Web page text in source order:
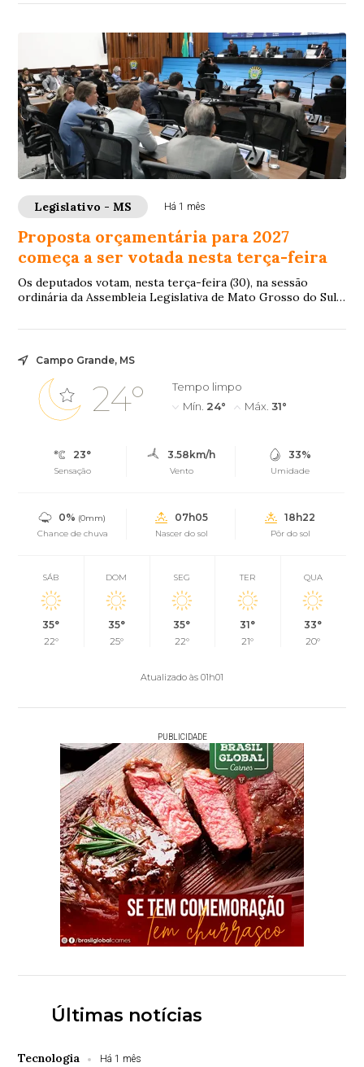
Legislativo - MS Há 1 mês
Proposta orçamentária para 2027
começa a ser votada nesta terça-feira
Os deputados votam, nesta terça-feira (30), na sessão
ordinária da Assembleia Legislativa de Mato Grosso do Sul
Campo Grande, MS
24°
Tempo limpo
Mín. 24° Máx. 31°
23°
Sensação
3.58km/h
Vento
33%
Umidade
0% (0mm)
Chance de chuva
07h05
Nascer do sol
18h22
Pôr do sol
SÁB
35°
22°
DOM
35°
25°
SEG
35°
22°
TER
31°
21°
QUA
33°
20°
Atualizado às 01h01
PUBLICIDADE
Últimas notícias
Tecnologia Há 1 mês